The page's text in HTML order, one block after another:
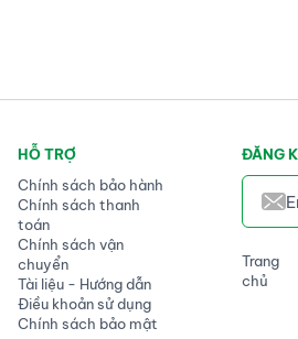
HỖ TRỢ
Chính sách bảo hành
Chính sách thanh
toán
Chính sách vận
chuyển
Tài liệu - Hướng dẫn
Điều khoản sử dụng
Chính sách bảo mật
ĐĂNG
Trang
chủ